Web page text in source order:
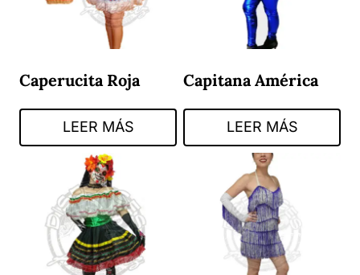
Caperucita Roja
LEER MÁS
Capitana América
LEER MÁS